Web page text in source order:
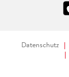
Datenschutz